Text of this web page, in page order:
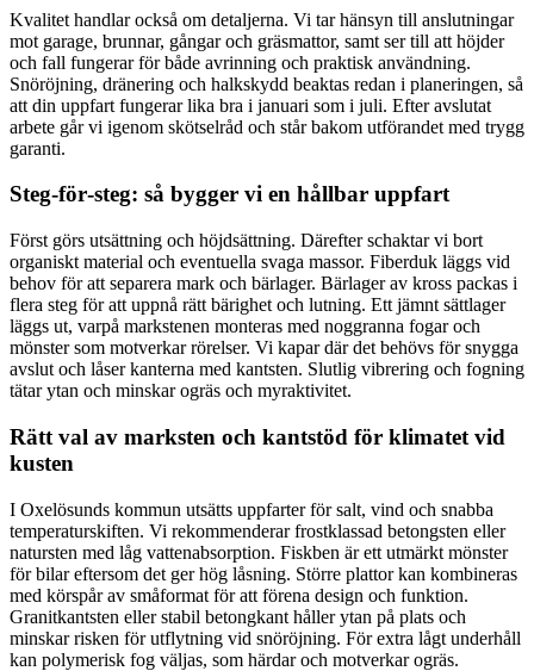
Kvalitet handlar också om detaljerna. Vi tar hänsyn till anslutningar
mot garage, brunnar, gångar och gräsmattor, samt ser till att höjder
och fall fungerar för både avrinning och praktisk användning.
Snöröjning, dränering och halkskydd beaktas redan i planeringen, så
att din uppfart fungerar lika bra i januari som i juli. Efter avslutat
arbete går vi igenom skötselråd och står bakom utförandet med trygg
garanti.
Steg‑för‑steg: så bygger vi en hållbar uppfart
Först görs utsättning och höjdsättning. Därefter schaktar vi bort
organiskt material och eventuella svaga massor. Fiberduk läggs vid
behov för att separera mark och bärlager. Bärlager av kross packas i
flera steg för att uppnå rätt bärighet och lutning. Ett jämnt sättlager
läggs ut, varpå markstenen monteras med noggranna fogar och
mönster som motverkar rörelser. Vi kapar där det behövs för snygga
avslut och låser kanterna med kantsten. Slutlig vibrering och fogning
tätar ytan och minskar ogräs och myraktivitet.
Rätt val av marksten och kantstöd för klimatet vid
kusten
I Oxelösunds kommun utsätts uppfarter för salt, vind och snabba
temperaturskiften. Vi rekommenderar frostklassad betongsten eller
natursten med låg vattenabsorption. Fiskben är ett utmärkt mönster
för bilar eftersom det ger hög låsning. Större plattor kan kombineras
med körspår av småformat för att förena design och funktion.
Granitkantsten eller stabil betongkant håller ytan på plats och
minskar risken för utflytning vid snöröjning. För extra lågt underhåll
kan polymerisk fog väljas, som härdar och motverkar ogräs.